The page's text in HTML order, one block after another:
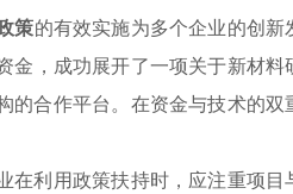
策的有效实施为多个企业的创
金，成功展开了一项关于新材
的合作平台。在资金与技术的
在利用政策扶持时，应注重项